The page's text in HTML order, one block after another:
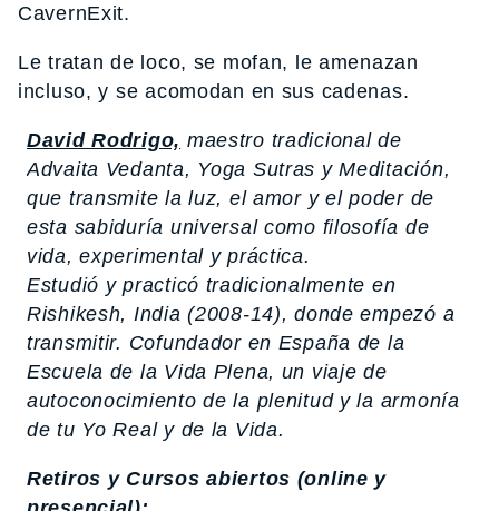
CavernExit.
Le tratan de loco, se mofan, le amenazan
incluso, y se acomodan en sus cadenas.
David Rodrigo, maestro tradicional de
Advaita Vedanta, Yoga Sutras y Meditación,
que transmite la luz, el amor y el poder de
esta sabiduría universal como filosofía de
vida, experimental y práctica.
Estudió y practicó tradicionalmente en
Rishikesh, India (2008-14), donde empezó a
transmitir. Cofundador en España de la
Escuela de la Vida Plena, un viaje de
autoconocimiento de la plenitud y la armonía
de tu Yo Real y de la Vida.
Retiros y Cursos abiertos (online y